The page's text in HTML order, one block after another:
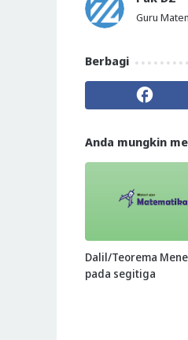
Guru
Berbagi
Anda mungkin
Dalil/Teorema
pada segitiga